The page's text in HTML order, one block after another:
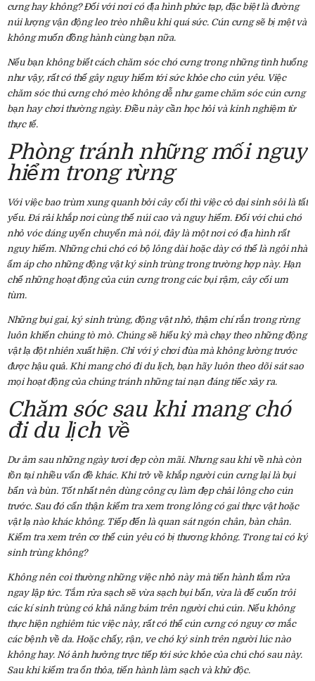
cưng hay không? Đối với nơi có địa hình phức tạp, đặc biệt là đường
núi lượng vận động leo trèo nhiều khi quá sức. Cún cưng sẽ bị mệt và
không muốn đồng hành cùng bạn nữa.
Nếu bạn không biết cách chăm sóc chó cưng trong những tình huống
như vậy, rất có thể gây nguy hiểm tới sức khỏe cho cún yêu. Việc
chăm sóc thú cưng chó mèo không dễ như game chăm sóc cún cưng
bạn hay chơi thường ngày. Điều này cần học hỏi và kinh nghiệm từ
thực tế.
Phòng tránh những mối nguy
hiểm trong rừng
Với việc bao trùm xung quanh bởi cây cối thì việc cỏ dại sinh sôi là tất
yếu. Đá rải khắp nơi cùng thế núi cao và nguy hiểm. Đối với chú chó
nhỏ vóc dáng uyển chuyển mà nói, đây là một nơi có địa hình rất
nguy hiểm. Những chú chó có bộ lông dài hoặc dày có thể là ngôi nhà
ấm áp cho những động vật ký sinh trùng trong trường hợp này. Hạn
chế những hoạt động của cún cưng trong các bụi rậm, cây cối um
tùm.
Những bụi gai, ký sinh trùng, động vật nhỏ, thậm chí rắn trong rừng
luôn khiến chúng tò mò. Chúng sẽ hiếu kỳ mà chạy theo những động
vật lạ đột nhiên xuất hiện. Chỉ với ý chơi đùa mà không lường trước
được hậu quả. Khi mang chó đi du lịch, bạn hãy luôn theo dõi sát sao
mọi hoạt động của chúng tránh những tai nạn đáng tiếc xảy ra.
Chăm sóc sau khi mang chó
đi du lịch về
Dư âm sau những ngày tươi đẹp còn mãi. Nhưng sau khi về nhà còn
tồn tại nhiều vấn đề khác. Khi trở về khắp người cún cưng lại là bụi
bẩn và bùn. Tốt nhất nên dùng công cụ làm đẹp chải lông cho cún
trước. Sau đó cẩn thận kiểm tra xem trong lông có gai thực vật hoặc
vật lạ nào khác không. Tiếp đến là quan sát ngón chân, bàn chân.
Kiểm tra xem trên cơ thể cún yêu có bị thương không. Trong tai có ký
sinh trùng không?
Không nên coi thường những việc nhỏ này mà tiến hành tắm rửa
ngay lập tức. Tắm rửa sạch sẽ vừa sạch bụi bẩn, vừa là để cuốn trôi
các kí sinh trùng có khả năng bám trên người chú cún. Nếu không
thực hiện nghiêm túc việc này, rất có thể cún cưng có nguy cơ mắc
các bệnh về da. Hoặc chấy, rận, ve chó ký sinh trên người lúc nào
không hay. Nó ảnh hưởng trực tiếp tới sức khỏe của chú chó sau này.
Sau khi kiểm tra ổn thỏa, tiến hành làm sạch và khử độc.